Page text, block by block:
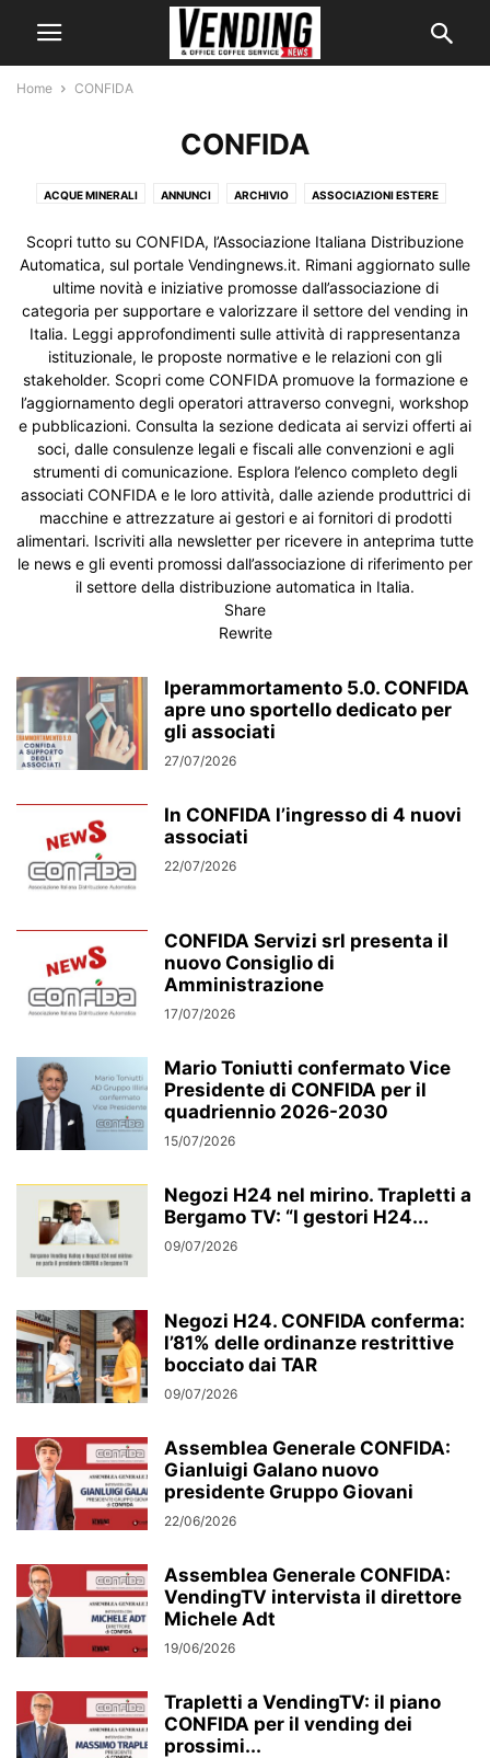
Home CONFIDA
CONFIDA
ACQUE MINERALI ANNUNCI ARCHIVIO ASSOCIAZIONI ESTERE
ATTREZZATURE PER LA PULIZIA ATTUALITÀ ESTERO ATTUALITÀ ITALIA
CAFFÈ CENTRI ASSISTENZA COMPONENTI E RICAMBI
CONFIDA CONOSCI IL VENDING? CONTATTI DATI DI SETTORE
DEPURAZIONE E FILTRAZIONE DELL'ACQUA DISTRIBUTORI AUTOMATICI
EVA FORUM HORECA HORECATV HOST 2019 HOST 2021
I NOSTRI SERVIZI I NOSTRI SITI IL VENDING
INDAGINI E RICERCHE ITALIA L'ESPERTO RISPONDE LINK SUGGERITI
MACCHINE CAMBIAMONETE MACCHINE CONTAMONETE
MACCHINE OCS MEDIA GALLERY MONOUSO NEGOZI AUTOMATICI
NORME E LEGGI NOTIZIE DAL MONDO
PIANETA OCS PREMIUM PRODUTTORI E RIVENDITORI
PRODUZIONE E ALLESTIMENTO STRUTTURE
PRODUZIONE SNACK DOLCI E SALATI PROMO RICAMBI E ASSISTENZA
SHOP 24 SIGEP 2025 SISTEMI CONTROLLO REMOTO
SISTEMI DI DECONTO SISTEMI DI PAGAMENTO SITI AMICI
SOCIETÀ DI GESTIONE SOCIETÀ DI SERVIZI
SOCIETÀ DI SVILUPPO E MARKETING
TECNOLOGIA TORREFAZIONI TRANSPALLET E MULETTI
TUTTI GLI ARTICOLI
VENDINGMARKET.IT
VISTI A VENDITALIA 2015 VISTI A VENDITALIA 2016
Scopri tutto su CONFIDA, l’Associazione Italiana Distribuzione
Automatica, sul portale Vendingnews.it. Rimani aggiornato sulle
ultime novità e iniziative promosse dall’associazione di
categoria per supportare e valorizzare il settore del vending in
Italia. Leggi approfondimenti sulle attività di rappresentanza
istituzionale, le proposte normative e le relazioni con gli
stakeholder. Scopri come CONFIDA promuove la formazione e
l’aggiornamento degli operatori attraverso convegni, workshop
e pubblicazioni. Consulta la sezione dedicata ai servizi offerti ai
soci, dalle consulenze legali e fiscali alle convenzioni e agli
strumenti di comunicazione. Esplora l’elenco completo degli
associati CONFIDA e le loro attività, dalle aziende produttrici di
macchine e attrezzature ai gestori e ai fornitori di prodotti
alimentari. Iscriviti alla newsletter per ricevere in anteprima tutte
le news e gli eventi promossi dall’associazione di riferimento per
il settore della distribuzione automatica in Italia.
Share
Rewrite
Iperammortamento 5.0. CONFIDA
apre uno sportello dedicato per
gli associati
27/07/2026
In CONFIDA l’ingresso di 4 nuovi
associati
22/07/2026
CONFIDA Servizi srl presenta il
nuovo Consiglio di
Amministrazione
17/07/2026
Mario Toniutti confermato Vice
Presidente di CONFIDA per il
quadriennio 2026-2030
15/07/2026
Negozi H24 nel mirino. Trapletti a
Bergamo TV: “I gestori H24...
09/07/2026
Negozi H24. CONFIDA conferma:
l’81% delle ordinanze restrittive
bocciato dai TAR
09/07/2026
Assemblea Generale CONFIDA:
Gianluigi Galano nuovo
presidente Gruppo Giovani
22/06/2026
Assemblea Generale CONFIDA:
VendingTV intervista il direttore
Michele Adt
19/06/2026
Trapletti a VendingTV: il piano
CONFIDA per il vending dei
prossimi...